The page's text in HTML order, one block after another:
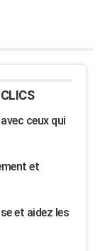
ceux qui
et
et aidez les